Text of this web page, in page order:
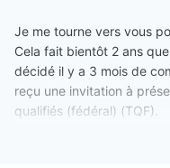
Je me tourne vers vous
Cela fait bientôt 2 ans
décidé il y a 3 mois de
reçu une invitation à
qualifiés (fédéral) (TQF).
J'ai donc envoyé mon